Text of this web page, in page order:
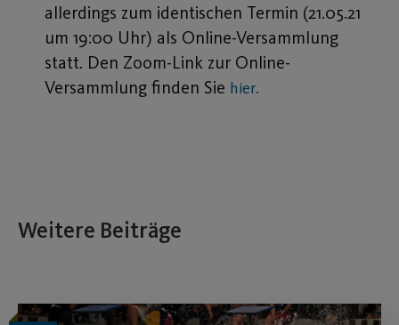
allerdings zum identischen Termin (21.05.21
um 19:00 Uhr) als Online-Versammlung
statt. Den Zoom-Link zur Online-
Versammlung finden Sie hier.
Weitere Beiträge